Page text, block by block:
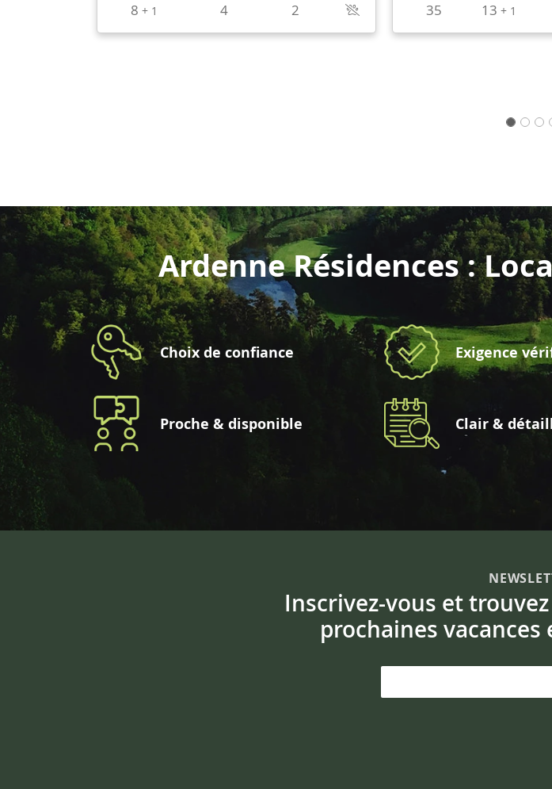
8 + 1 4 2 35 13 + 1
Ardenne Résidences :
Choix de confiance Exigence
Proche & disponible Clair &
Inscrivez-vous et
prochaines vacances